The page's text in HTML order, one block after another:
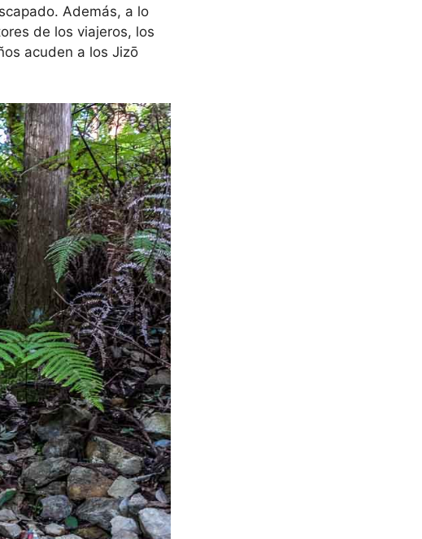
Además, a lo
de los viajeros, los
acuden a los Jizō